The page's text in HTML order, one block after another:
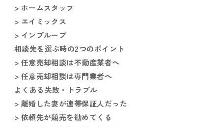
> ホームスタッフ
> エイミックス
> インプルーブ
相談先を選ぶ時の2つのポイント
> 任意売却相談は不動産業者へ
> 任意売却相談は専門業者へ
よくある失敗・トラブル
> 離婚した妻が連帯保証人だった
> 依頼先が競売を勧めてくる